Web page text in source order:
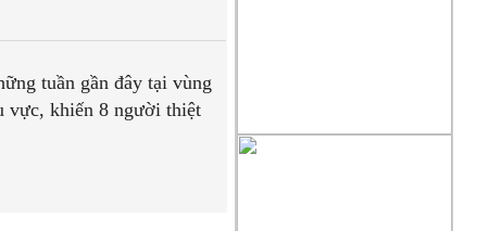
tuần gần đây tại vùng
vực, khiến 8 người thiệt